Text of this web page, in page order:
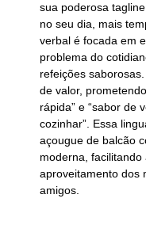
sua poderosa
no seu dia, mais
verbal é focada em
problema do
refeições saborosas
de valor,
rápida” e “sabor de
cozinhar” Essa
açougue de balcão
moderna ,
aproveitamento dos
amigos